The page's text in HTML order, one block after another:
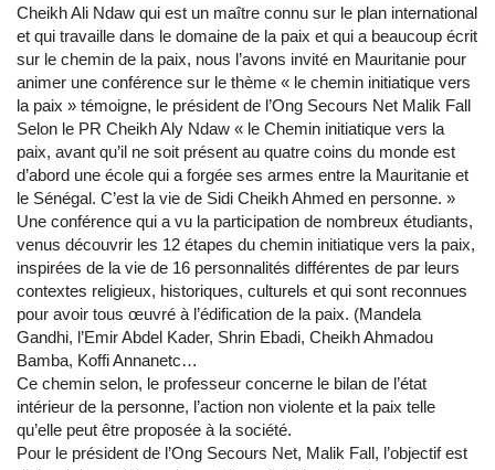
Cheikh Ali Ndaw qui est un maître connu sur le plan international
et qui travaille dans le domaine de la paix et qui a beaucoup écrit
sur le chemin de la paix, nous l’avons invité en Mauritanie pour
animer une conférence sur le thème « le chemin initiatique vers
la paix » témoigne, le président de l’Ong Secours Net Malik Fall
Selon le PR Cheikh Aly Ndaw « le Chemin initiatique vers la
paix, avant qu’il ne soit présent au quatre coins du monde est
d’abord une école qui a forgée ses armes entre la Mauritanie et
le Sénégal. C’est la vie de Sidi Cheikh Ahmed en personne. »
Une conférence qui a vu la participation de nombreux étudiants,
venus découvrir les 12 étapes du chemin initiatique vers la paix,
inspirées de la vie de 16 personnalités différentes de par leurs
contextes religieux, historiques, culturels et qui sont reconnues
pour avoir tous œuvré à l’édification de la paix. (Mandela
Gandhi, l’Emir Abdel Kader, Shrin Ebadi, Cheikh Ahmadou
Bamba, Koffi Annanetc…
Ce chemin selon, le professeur concerne le bilan de l’état
intérieur de la personne, l’action non violente et la paix telle
qu’elle peut être proposée à la société.
Pour le président de l’Ong Secours Net, Malik Fall, l’objectif est